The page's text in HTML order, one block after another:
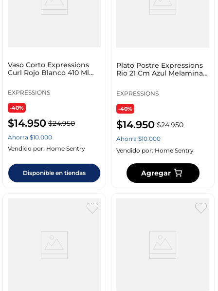
Vaso Corto Expressions
Curl Rojo Blanco 410 Ml
EXPRESSIONS
-40%
$14.950 $24.950
Ahorra $10.000
Vendido por: Home Sentry
Disponible en tiendas
Plato Postre Expressions
Rio 21 Cm Azul Melamina
EXPRESSIONS
-40%
$14.950 $24.950
Ahorra $10.000
Vendido por: Home Sentry
Agregar